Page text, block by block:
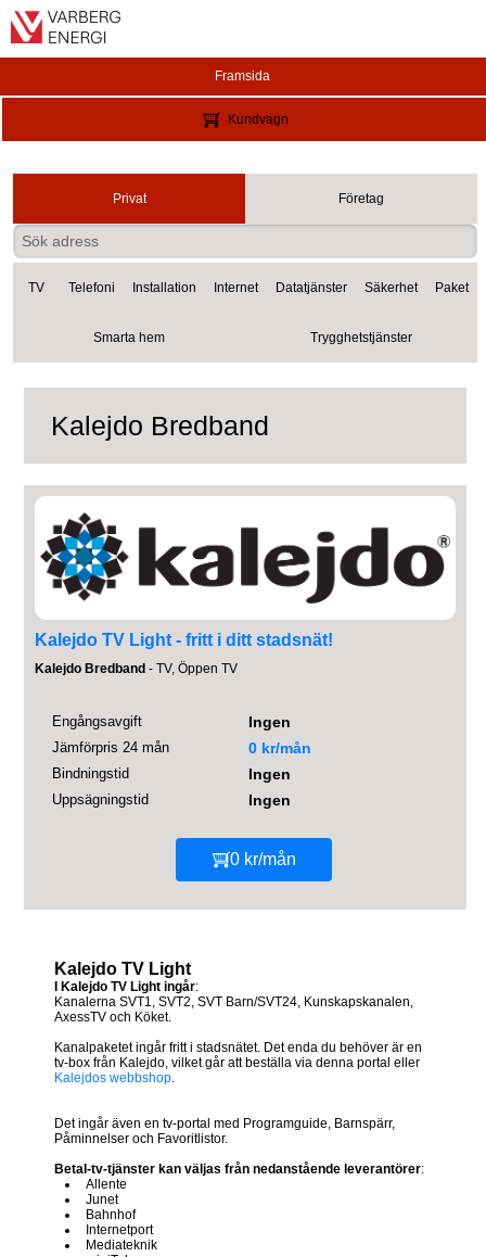
Framsida
Kundvagn
Privat Företag
TV Telefoni Installation Internet Datatjänster Säkerhet Paket
Smarta hem Trygghetstjänster
Kalejdo Bredband
Kalejdo TV Light - fritt i ditt stadsnät!
Kalejdo Bredband - TV, Öppen TV
Engångsavgift Ingen
Jämförpris 24 mån 0 kr/mån
Bindningstid Ingen
Uppsägningstid Ingen
0 kr/mån
Kalejdo TV Light
I Kalejdo TV Light ingår:
Kanalerna SVT1, SVT2, SVT Barn/SVT24, Kunskapskanalen,
AxessTV och Köket.
Kanalpaketet ingår fritt i stadsnätet. Det enda du behöver är en
tv-box från Kalejdo, vilket går att beställa via denna portal eller
Kalejdos webbshop.
Det ingår även en tv-portal med Programguide, Barnspärr,
Påminnelser och Favoritlistor.
Betal-tv-tjänster kan väljas från nedanstående leverantörer:
Allente
Junet
Bahnhof
Internetport
Mediateknik